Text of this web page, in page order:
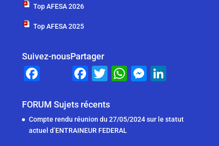
Top AFESA 2026
Top AFESA 2025
Suivez-nous
c
e
b
Partager
F
c
e
b
T
tt
er
W
s
A
M
e
e
FORUM Sujets récents
Compte rendu réunion du 27/05/2024 sur le statut
actuel d’ENTRAINEUR FEDERAL